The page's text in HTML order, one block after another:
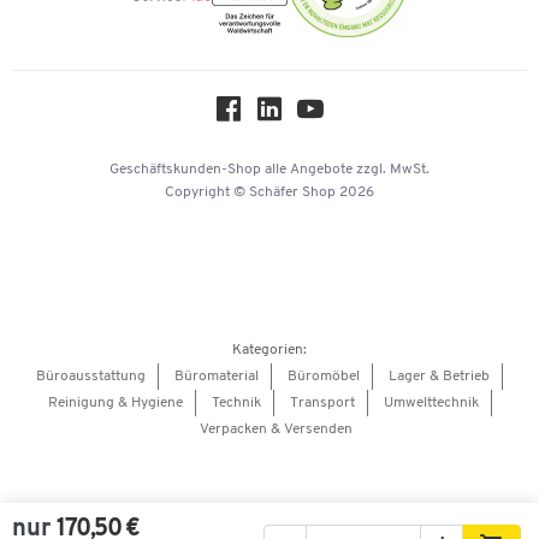
nur 170,50 €
Geschäftskunden-Shop alle Angebote zzgl. MwSt.
Copyright © Schäfer Shop 2026
Kategorien:
Büroausstattung
Büromaterial Büromöbel
Lager & Betrieb
Reinigung & Hygiene
Technik Transport
Umwelttechnik
Verpacken & Versenden